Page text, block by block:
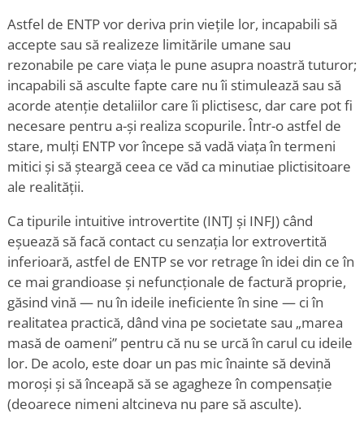
Astfel de ENTP vor deriva prin viețile lor, incapabili să
accepte sau să realizeze limitările umane sau
rezonabile pe care viața le pune asupra noastră tuturor;
incapabili să asculte fapte care nu îi stimulează sau să
acorde atenție detaliilor care îi plictisesc, dar care pot fi
necesare pentru a-și realiza scopurile. Într-o astfel de
stare, mulți ENTP vor începe să vadă viața în termeni
mitici și să șteargă ceea ce văd ca minutiae plictisitoare
ale realității.
Ca tipurile intuitive introvertite (INTJ și INFJ) când
eșuează să facă contact cu senzația lor extrovertită
inferioară, astfel de ENTP se vor retrage în idei din ce în
ce mai grandioase și nefuncționale de factură proprie,
găsind vină — nu în ideile ineficiente în sine — ci în
realitatea practică, dând vina pe societate sau „marea
masă de oameni” pentru că nu se urcă în carul cu ideile
lor. De acolo, este doar un pas mic înainte să devină
moroși și să înceapă să se agagheze în compensație
(deoarece nimeni altcineva nu pare să asculte).